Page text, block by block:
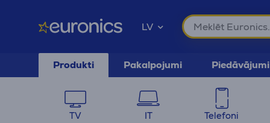
LV
Produkti Pakalpojumi Piedāvājumi
TV IT Telefoni